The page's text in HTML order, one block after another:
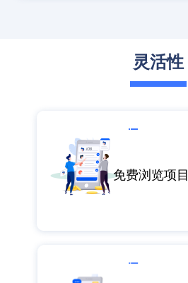
灵活性
免费浏览项目